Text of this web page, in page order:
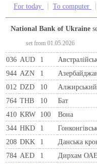
For today To computer
National Bank of Ukraine
set from 01.05.2026
036 AUD 1
944 AZN 1
012 DZD 10
764 THB 10 Бат
410 KRW 100 Вона
344 HKD 1
208 DKK 1 Данська
784 AED 1 Дирхам ОАЕ